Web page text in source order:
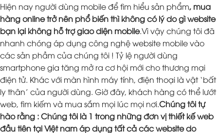
Hiện nay người dùng mobile để tìm hiểu sản phẩm, mua
hàng online trở nên phổ biến thì không có lý do gì website
bạn lại không hỗ trợ giao diện mobile.Vì vậy chúng tôi đã
nhanh chóng áp dụng công nghệ website mobile vào
các sản phầm của chúng tôi ! Tỷ lệ người dùng
smartphone gia tăng mở ra cơ hội mới cho thương mại
điện tử. Khác với màn hình máy tính, điện thoại là vật ‘bất
ly thân’ của người dùng. Giờ đây, khách hàng có thể lướt
web, tìm kiếm và mua sắm mọi lúc mọi nơi.Chúng tôi tự
hào rằng : Chúng tôi là 1 trong những đơn vị thiết kế web
đầu tiên tại Việt nam áp dụng tất cả các website do